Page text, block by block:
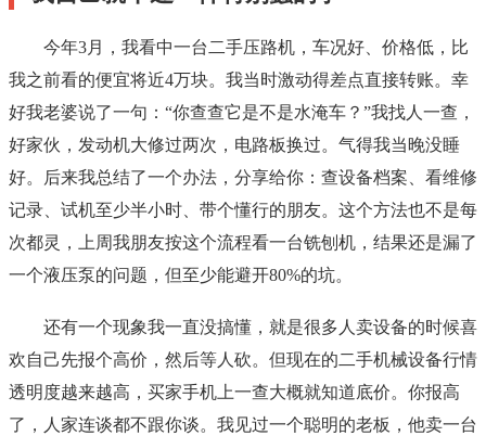
今年3月，我看中一台二手压路机，车况好、价格低，比
我之前看的便宜将近4万块。我当时激动得差点直接转账。幸
好我老婆说了一句：“你查查它是不是水淹车？”我找人一查，
好家伙，发动机大修过两次，电路板换过。气得我当晚没睡
好。后来我总结了一个办法，分享给你：查设备档案、看维修
记录、试机至少半小时、带个懂行的朋友。这个方法也不是每
次都灵，上周我朋友按这个流程看一台铣刨机，结果还是漏了
一个液压泵的问题，但至少能避开80%的坑。
还有一个现象我一直没搞懂，就是很多人卖设备的时候喜
欢自己先报个高价，然后等人砍。但现在的二手机械设备行情
透明度越来越高，买家手机上一查大概就知道底价。你报高
了，人家连谈都不跟你谈。我见过一个聪明的老板，他卖一台